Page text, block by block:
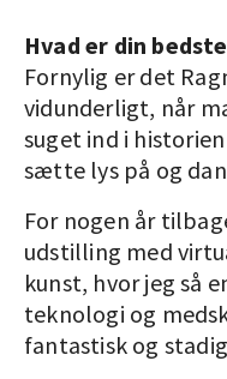
Hvad er din
Fornylig er det
vidunderligt, når
suget ind i
sætte lys på og
For nogen år
udstilling med
kunst, hvor jeg så
teknologi og
fantastisk og